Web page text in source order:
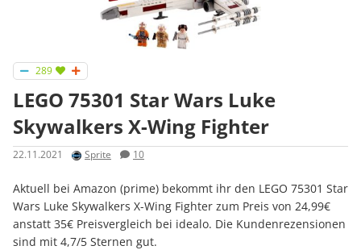
289
LEGO 75301 Star Wars Luke
Skywalkers X-Wing Fighter
22.11.2021 Sprite 10
Aktuell bei Amazon (prime) bekommt ihr den LEGO 75301 Star
Wars Luke Skywalkers X-Wing Fighter zum Preis von 24,99€
anstatt 35€ Preisvergleich bei idealo. Die Kundenrezensionen
sind mit 4,7/5 Sternen gut.